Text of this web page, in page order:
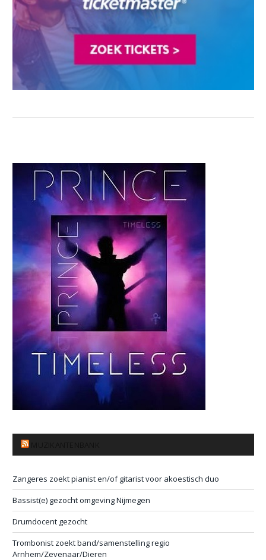
Zangeres zoekt pianist en/of gitarist voor akoestisch duo
Bassist(e) gezocht omgeving Nijmegen
Drumdocent gezocht
Trombonist zoekt band/samenstelling regio
Arnhem/Zevenaar/Dieren